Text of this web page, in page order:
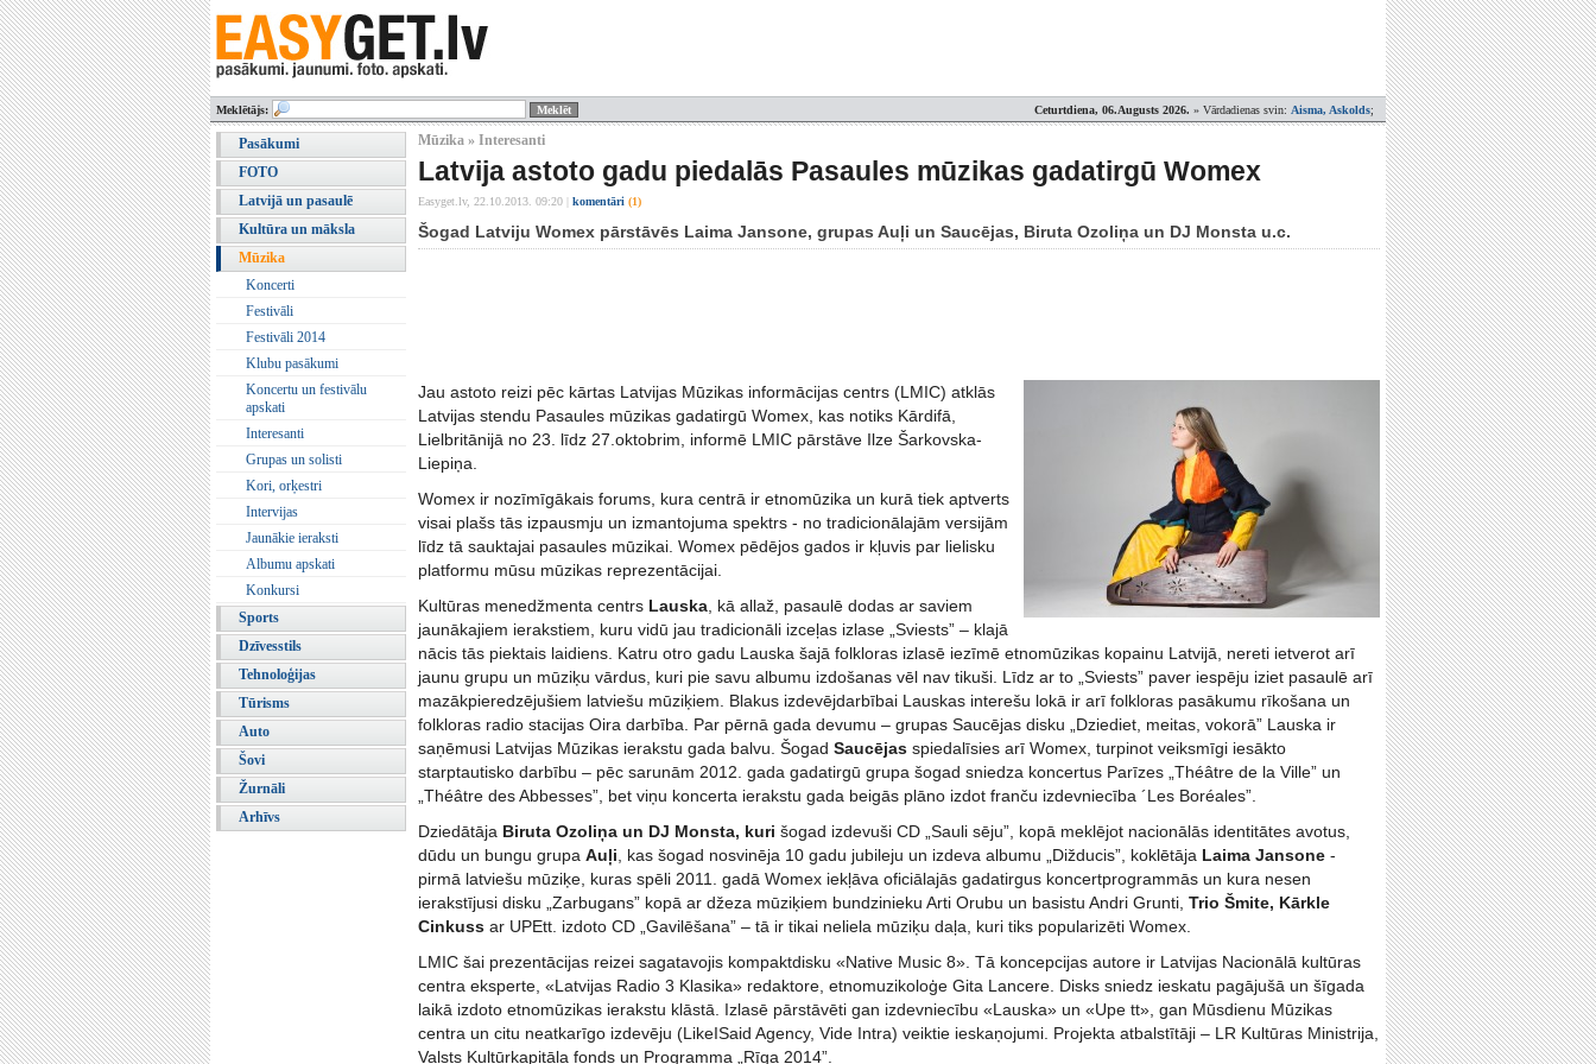
Ceturtdiena, 06.Augusts 2026. » Vārdadienas svin: Aisma, Askolds;
Meklētājs:
Pasākumi
FOTO
Latvijā un pasaulē
Kultūra un māksla
Mūzika
Koncerti
Festivāli
Festivāli 2014
Klubu pasākumi
Koncertu un festivālu
apskati
Interesanti
Grupas un solisti
Kori, orķestri
Intervijas
Jaunākie ieraksti
Albumu apskati
Konkursi
Sports
Dzīvesstils
Tehnoloģijas
Tūrisms
Auto
Šovi
Žurnāli
Arhīvs
Mūzika » Interesanti
Latvija astoto gadu piedalās Pasaules mūzikas gadatirgū Womex
Easyget.lv, 22.10.2013. 09:20 komentāri (1)
Šogad Latviju Womex pārstāvēs Laima Jansone, grupas Auļi un Saucējas, Biruta Ozoliņa un DJ Monsta u.c.
Jau astoto reizi pēc kārtas Latvijas Mūzikas informācijas centrs (LMIC) atklās
Latvijas stendu Pasaules mūzikas gadatirgū Womex, kas notiks Kārdifā,
Lielbritānijā no 23. līdz 27.oktobrim, informē LMIC pārstāve Ilze Šarkovska-
Liepiņa.
Womex ir nozīmīgākais forums, kura centrā ir etnomūzika un kurā tiek aptverts
visai plašs tās izpausmju un izmantojuma spektrs - no tradicionālajām versijām
līdz tā sauktajai pasaules mūzikai. Womex pēdējos gados ir kļuvis par lielisku
platformu mūsu mūzikas reprezentācijai.
Kultūras menedžmenta centrs Lauska , kā allaž, pasaulē dodas ar saviem
jaunākajiem ierakstiem, kuru vidū jau tradicionāli izceļas izlase „Sviests” – klajā
nācis tās piektais laidiens. Katru otro gadu Lauska šajā folkloras izlasē iezīmē etnomūzikas kopainu Latvijā, nereti ietverot arī
jaunu grupu un mūziķu vārdus, kuri pie savu albumu izdošanas vēl nav tikuši. Līdz ar to „Sviests” paver iespēju iziet pasaulē arī
mazākpieredzējušiem latviešu mūziķiem. Blakus izdevējdarbībai Lauskas interešu lokā ir arī folkloras pasākumu rīkošana un
folkloras radio stacijas Oira darbība. Par pērnā gada devumu – grupas Saucējas disku „Dziediet, meitas, vokorā” Lauska ir
saņēmusi Latvijas Mūzikas ierakstu gada balvu. Šogad Saucējas spiedalīsies arī Womex, turpinot veiksmīgi iesākto
starptautisko darbību – pēc sarunām 2012. gada gadatirgū grupa šogad sniedza koncertus Parīzes „Théâtre de la Ville” un
„Théâtre des Abbesses”, bet viņu koncerta ierakstu gada beigās plāno izdot franču izdevniecība ´Les Boréales”.
Dziedātāja Biruta Ozoliņa un DJ Monsta, kuri šogad izdevuši CD „Sauli sēju”, kopā meklējot nacionālās identitātes avotus,
dūdu un bungu grupa Auļi , kas šogad nosvinēja 10 gadu jubileju un izdeva albumu „Dižducis”, koklētāja Laima Jansone -
pirmā latviešu mūziķe, kuras spēli 2011. gadā Womex iekļāva oficiālajās gadatirgus koncertprogrammās un kura nesen
ierakstījusi disku „Zarbugans” kopā ar džeza mūziķiem bundzinieku Arti Orubu un basistu Andri Grunti, Trio Šmite, Kārkle
Cinkuss ar UPEtt. izdoto CD „Gavilēšana” – tā ir tikai neliela mūziķu daļa, kuri tiks popularizēti Womex.
LMIC šai prezentācijas reizei sagatavojis kompaktdisku «Native Music 8». Tā koncepcijas autore ir Latvijas Nacionālā kultūras
centra eksperte, «Latvijas Radio 3 Klasika» redaktore, etnomuzikoloģe Gita Lancere. Disks sniedz ieskatu pagājušā un šīgada
laikā izdoto etnomūzikas ierakstu klāstā. Izlasē pārstāvēti gan izdevniecību «Lauska» un «Upe tt», gan Mūsdienu Mūzikas
centra un citu neatkarīgo izdevēju (LikeISaid Agency, Vide Intra) veiktie ieskaņojumi. Projekta atbalstītāji – LR Kultūras Ministrija,
Valsts Kultūrkapitāla fonds un Programma „Rīga 2014”.